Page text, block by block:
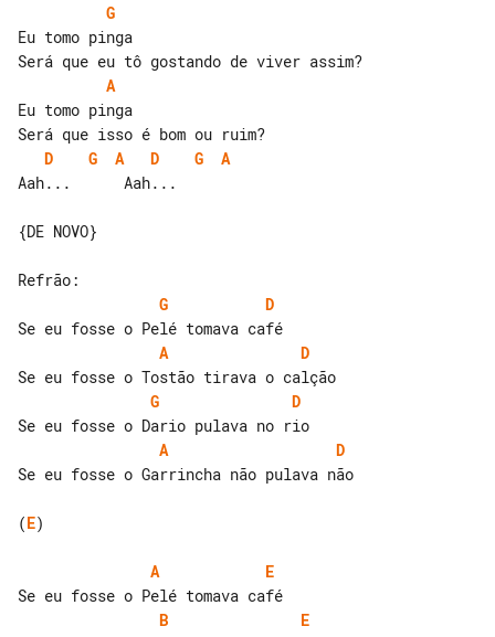
G
Eu tomo pinga
A
Eu tomo pinga
D
G A D G
A
Aah...      Aah...
{DE NOVO}
G
D
A
D
G
D
A
D
Se eu fosse o Garrincha não pulava não
(E)
A
E
B
E